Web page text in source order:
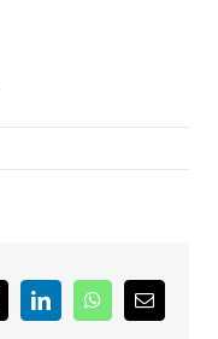
LinkedInWhatsAppCorreo
electrónico